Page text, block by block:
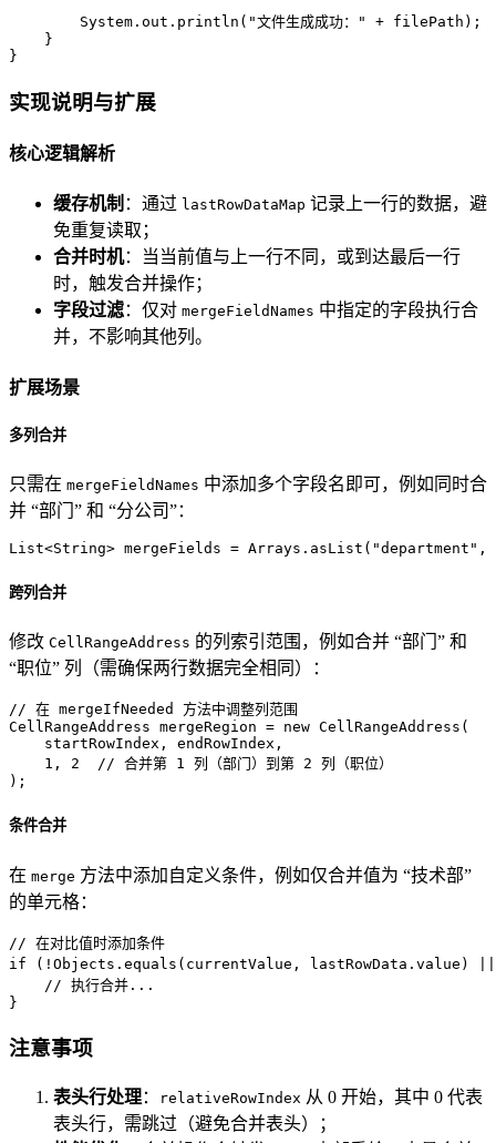
        System.out.println(
"文件生成成功："
+
    }
}
实现说明与扩展
核心逻辑解析
缓存机制 ：通过 lastRowDataMap 记录上一行的数据，避
免重复读取；
合并时机：当当前值与上一行不同，或到达最后一行
时，触发合并操作；
字段过滤：仅对 mergeFieldNames 中指定的字段执行合
并，不影响其他列。
扩展场景
多列合并
只需在 mergeFieldNames 中添加多个字段名即可，例如同时合
并 “部门” 和 “分公司”：
List<String> mergeFields = Arrays.asList( "department" ,
跨列合并
修改 CellRangeAddress 的列索引范围，例如合并 “部门” 和
“职位” 列（需确保两行数据完全相同）：
// 在 mergeIfNeeded 方法中调整列范围
CellRangeAddress mergeRegion = new CellRangeAddress (
    startRowIndex, endRowIndex,
1 , 2
// 合并第 1 列（部门）到第 2 列（职位）
);
条件合并
在 merge 方法中添加自定义条件，例如仅合并值为 “技术部”
的单元格：
// 在对比值时添加条件
if (!Objects.equals(currentValue, lastRowData.value)
// 执行合并...
}
注意事项
表头行处理： relativeRowIndex 从 0 开始，其中 0 代表
表头行，需跳过（避免合并表头）；